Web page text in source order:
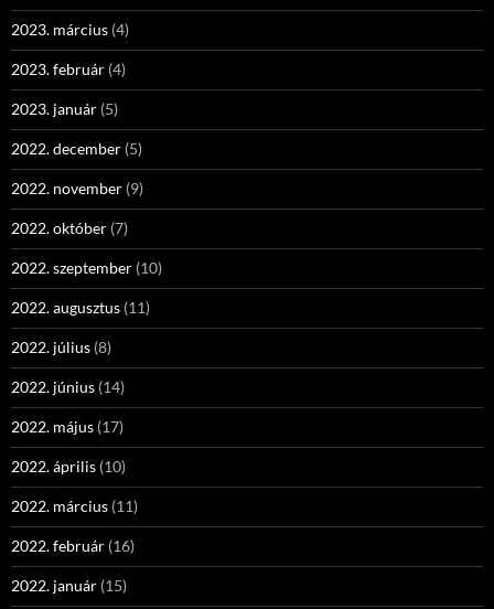
2023. március (4)
2023. február (4)
2023. január (5)
2022. december (5)
2022. november (9)
2022. október (7)
2022. szeptember (10)
2022. augusztus (11)
2022. július (8)
2022. június (14)
2022. május (17)
2022. április (10)
2022. március (11)
2022. február (16)
2022. január (15)